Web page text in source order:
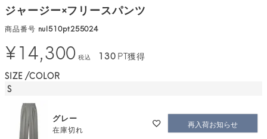
ジャージー×フリースパンツ
商品番号 nul510pt255024
¥14,300 税込 130PT獲得
SIZE COLOR
S
グレー
在庫切れ 再入荷お知らせ